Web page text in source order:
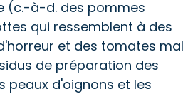
(c.-à-d. des pommes
qui ressemblent à des
et des tomates mal
de préparation des
peaux d'oignons et les